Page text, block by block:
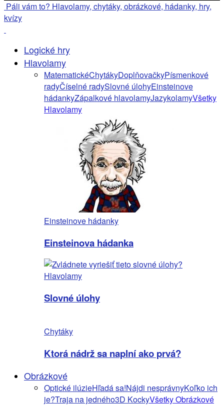
Páli vám to? Hlavolamy, chytáky, obrázkové, hádanky, hry,
kvízy
Logické hry
Hlavolamy
MatematickéChytákyDoplňovačkyPísmenkové
radyČíselné radySlovné úlohyEinsteinove
hádankyZápalkové hlavolamyJazykolamyVšetky
Hlavolamy
Einsteinove hádanky
Einsteinova hádanka
Hlavolamy
Slovné úlohy
Chytáky
Ktorá nádrž sa naplní ako prvá?
Obrázkové
Optické ilúzieHľadá sa!Nájdi nesprávnyKoľko ich
je?Traja na jedného3D KockyVšetky Obrázkové